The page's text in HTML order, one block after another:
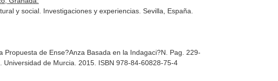
y social. Investigaciones y experiencias . Sevilla, España.
de Ense?Anza Basada en la Indagaci?N. Pag. 229-
. Universidad de Murcia. 2015. ISBN 978-84-60828-75-4